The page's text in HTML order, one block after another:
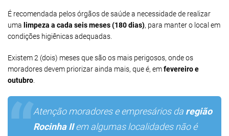
É recomendada pelos órgãos de saúde a necessidade de realizar
uma limpeza a cada seis meses (180 dias), para manter o local em
condições higiênicas adequadas.
Existem 2 (dois) meses que são os mais perigosos, onde os
moradores devem priorizar ainda mais, que é, emfevereiro e
outubro
Atenção moradores e empresários da região
Rocinha IIem algumas localidades não é